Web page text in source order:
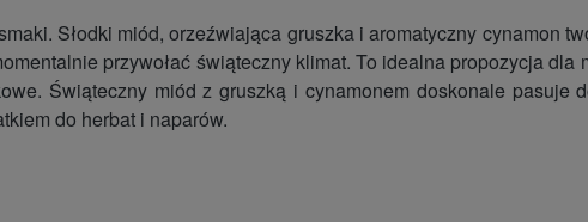
Słodki miód, orzeźwiająca gruszka i aromatyczny cynamon
przywołać świąteczny klimat. To idealna propozycja dla
Świąteczny miód z gruszką i cynamonem doskonale pasuje
do herbat i naparów.